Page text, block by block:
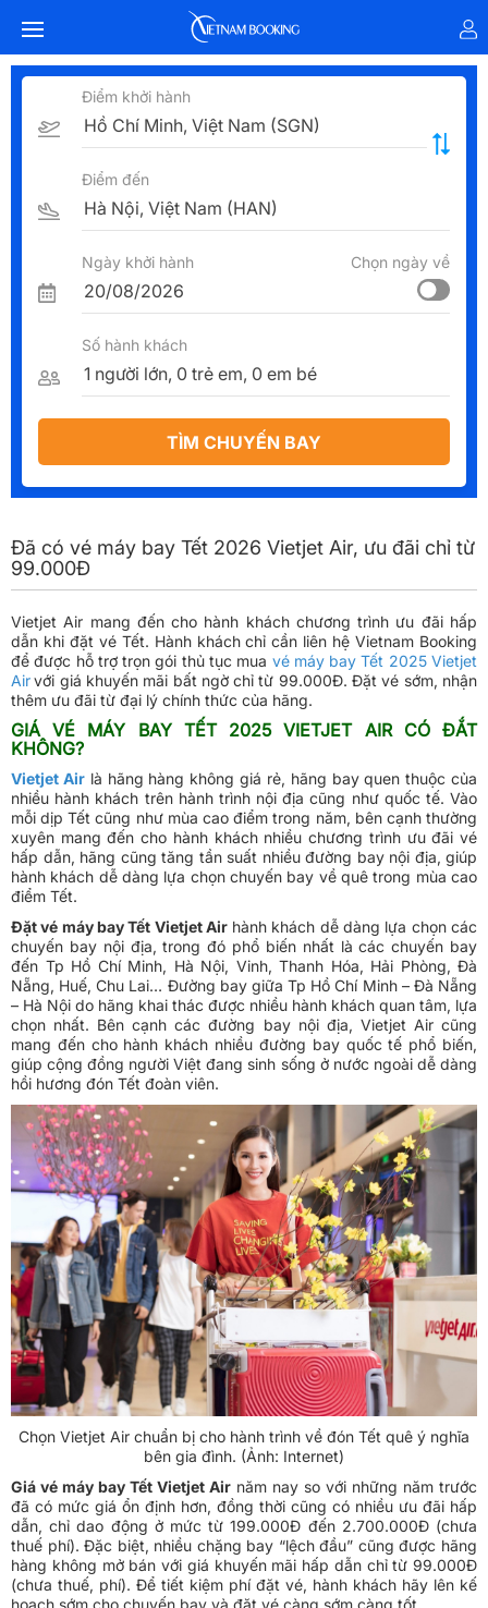
Điểm khởi hành
Điểm đến
Ngày khởi hành Chọn ngày về
Số hành khách
TÌM CHUYẾN BAY
Đã có vé máy bay Tết 2026 Vietjet Air, ưu đãi chỉ từ
99.000Đ
Vietjet Air mang đến cho hành khách chương trình ưu đãi hấp
dẫn khi đặt vé Tết. Hành khách chỉ cần liên hệ Vietnam Booking
để được hỗ trợ trọn gói thủ tục mua vé máy bay Tết 2025 Vietjet
Airvới giá khuyến mãi bất ngờ chỉ từ 99.000Đ. Đặt vé sớm, nhận
thêm ưu đãi từ đại lý chính thức của hãng.
GIÁ VÉ MÁY BAY TẾT 2025 VIETJET AIR CÓ ĐẮT
KHÔNG?
Vietjet Airlà hãng hàng không giá rẻ, hãng bay quen thuộc của
nhiều hành khách trên hành trình nội địa cũng như quốc tế. Vào
mỗi dịp Tết cũng như mùa cao điểm trong năm, bên cạnh thường
xuyên mang đến cho hành khách nhiều chương trình ưu đãi vé
hấp dẫn, hãng cũng tăng tần suất nhiều đường bay nội địa, giúp
hành khách dễ dàng lựa chọn chuyến bay về quê trong mùa cao
điểm Tết.
Đặt vé máy bay Tết Vietjet Airhành khách dễ dàng lựa chọn các
chuyến bay nội địa, trong đó phổ biến nhất là các chuyến bay
đến Tp Hồ Chí Minh, Hà Nội, Vinh, Thanh Hóa, Hải Phòng, Đà
Nẵng, Huế, Chu Lai… Đường bay giữa Tp Hồ Chí Minh – Đà Nẵng
– Hà Nội do hãng khai thác được nhiều hành khách quan tâm, lựa
chọn nhất. Bên cạnh các đường bay nội địa, Vietjet Air cũng
mang đến cho hành khách nhiều đường bay quốc tế phổ biến,
giúp cộng đồng người Việt đang sinh sống ở nước ngoài dễ dàng
hồi hương đón Tết đoàn viên.
Chọn Vietjet Air chuẩn bị cho hành trình về đón Tết quê ý nghĩa
bên gia đình. (Ảnh: Internet)
Giá vé máy bay Tết Vietjet Air năm nay so với những năm trước
đã có mức giá ổn định hơn, đồng thời cũng có nhiều ưu đãi hấp
dẫn, chỉ dao động ở mức từ 199.000Đ đến 2.700.000Đ (chưa
thuế phí). Đặc biệt, nhiều chặng bay “lệch đầu” cũng được hãng
hàng không mở bán với giá khuyến mãi hấp dẫn chỉ từ 99.000Đ
(chưa thuế, phí). Để tiết kiệm phí đặt vé, hành khách hãy lên kế